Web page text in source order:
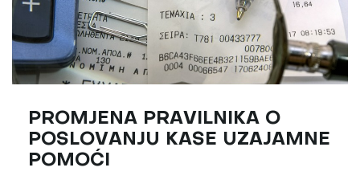
PROMJENA PRAVILNIKA O
POSLOVANJU KASE UZAJAMNE
POMOĆI